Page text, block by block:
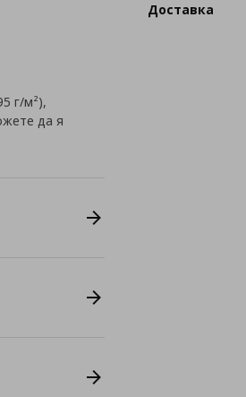
Доставка
г/м²),
да я